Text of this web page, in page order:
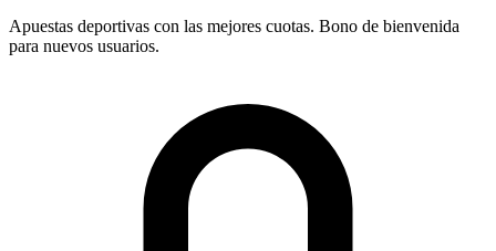
Apuestas deportivas con las mejores cuotas. Bono de bienvenida
para nuevos usuarios.